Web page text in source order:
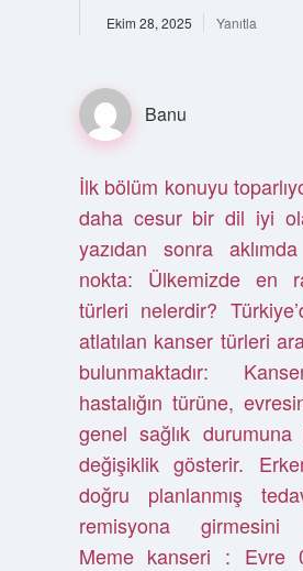
Ekim 28, 2025 Yanıtla
Banu
İlk bölüm konuyu
daha cesur bir dil iyi
yazıdan sonra
nokta: Ülkemizde en
türleri nelerdir?
atlatılan kanser türleri
bulunmaktadır:
hastalığın türüne,
genel sağlık durumuna
değişiklik gösterir.
doğru planlanmış
remisyona girmesini
Meme kanseri : Evre